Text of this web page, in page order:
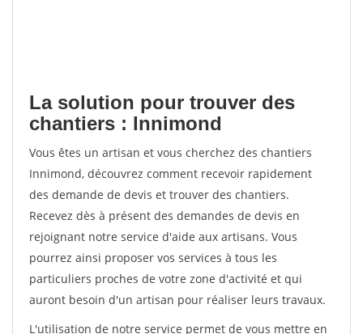
La solution pour trouver des
chantiers : Innimond
Vous êtes un artisan et vous cherchez des chantiers
Innimond, découvrez comment recevoir rapidement
des demande de devis et trouver des chantiers.
Recevez dès à présent des demandes de devis en
rejoignant notre service d'aide aux artisans. Vous
pourrez ainsi proposer vos services à tous les
particuliers proches de votre zone d'activité et qui
auront besoin d'un artisan pour réaliser leurs travaux.
L'utilisation de notre service permet de vous mettre en